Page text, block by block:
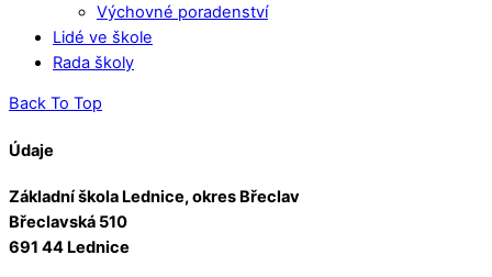
Výchovné poradenství
Lidé ve škole
Rada školy
Back To Top
Údaje
Základní škola Lednice, okres Břeclav
Břeclavská 510
691 44 Lednice